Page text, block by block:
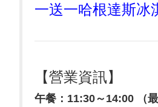
一送一哈根達斯冰
【營業資訊】
午餐：11:30～14:00 （